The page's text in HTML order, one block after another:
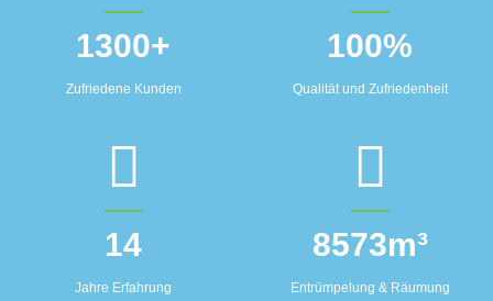
1300+
Zufriedene Kunden
100%
Qualität und Zufriedenheit
14
Jahre Erfahrung
8573m³
Entrümpelung & Räumung